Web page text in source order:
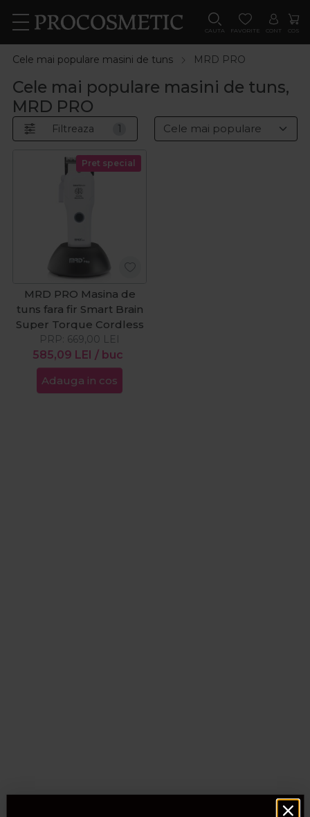
CAUTA FAVORITE CONT COS
Cele mai populare masini de tuns MRD PRO
Cele mai populare masini de tuns,
MRD PRO
Filtreaza 1
Pret special
MRD PRO Masina de
tuns fara fir Smart Brain
Super Torque Cordless
585,09 LEI / buc
PRP: 669,00 LEI
Adauga in cos